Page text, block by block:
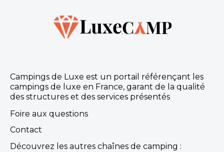
★ 4.4/5 (293 avis)
Aucune information tarifaire disponible
Campings de Luxe est un portail référençant les
campings de luxe en France, garant de la qualité
des structures et des services présentés
Foire aux questions
Contact
Découvrez les autres chaînes de camping :